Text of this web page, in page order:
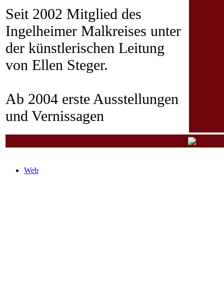
Seit 2002 Mitglied des
Ingelheimer Malkreises unter
der künstlerischen Leitung
von Ellen Steger.
Ab 2004 erste Ausstellungen
und Vernissagen
Web